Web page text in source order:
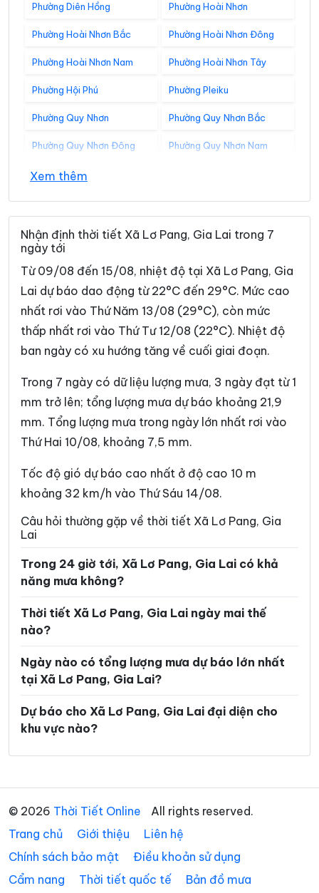
Phường Diên Hồng Phường Hoài Nhơn
Phường Hoài Nhơn Bắc Phường Hoài Nhơn Đông
Phường Hoài Nhơn Nam Phường Hoài Nhơn Tây
Phường Hội Phú Phường Pleiku
Phường Quy Nhơn Phường Quy Nhơn Bắc
Phường Quy Nhơn Đông Phường Quy Nhơn Nam
Phường Quy Nhơn Tây
Xã Al Bá Xã Ân Hảo
Xã An Hòa Xã An Lương
Xã An Nhơn Tây
Xã Ân Tường Xã An Vinh
Xã Ayun Xã Bàu Cạn
Xã Biển Hồ Xã Bình Dương
Xã Bờ Ngoong Xã Canh Liên
Xã Canh Vinh Xã Cát Tiến
Xã Chơ Long
Xã Chư Krey Xã Chư Păh
Xã Chư Sê
Xã Đak Đoa Xã Đak Pơ
Xã Đak Rong
Xã Đăk Song Xã Đề Gi
Xã Đức Cơ Xã Gào
Xã Hòa Hội
Xã Ia Băng
Xã Ia Chia Xã Ia Dơk
Xã Ia Dom Xã Ia Dreh
Xã Ia Grai Xã Ia Hiao
Xã Ia Hrú Xã Ia Hrung
Xem thêm
Nhận định thời tiết Xã Lơ Pang, Gia Lai trong 7
ngày tới
Từ 09/08 đến 15/08, nhiệt độ tại Xã Lơ Pang, Gia
Lai dự báo dao động từ 22°C đến 29°C. Mức cao
nhất rơi vào Thứ Năm 13/08 (29°C), còn mức
thấp nhất rơi vào Thứ Tư 12/08 (22°C). Nhiệt độ
ban ngày có xu hướng tăng về cuối giai đoạn.
Trong 7 ngày có dữ liệu lượng mưa, 3 ngày đạt từ 1
mm trở lên; tổng lượng mưa dự báo khoảng 21,9
mm. Tổng lượng mưa trong ngày lớn nhất rơi vào
Thứ Hai 10/08, khoảng 7,5 mm.
Tốc độ gió dự báo cao nhất ở độ cao 10 m
khoảng 32 km/h vào Thứ Sáu 14/08.
Câu hỏi thường gặp về thời tiết Xã Lơ Pang, Gia
Lai
Trong 24 giờ tới, Xã Lơ Pang, Gia Lai có khả
năng mưa không?
Thời tiết Xã Lơ Pang, Gia Lai ngày mai thế
nào?
Ngày nào có tổng lượng mưa dự báo lớn nhất
tại Xã Lơ Pang, Gia Lai?
Dự báo cho Xã Lơ Pang, Gia Lai đại diện cho
khu vực nào?
© 2026 Thời Tiết Online
All rights reserved.
Trang chủ
Giới thiệu
Liên hệ
Chính sách bảo mật
Điều khoản sử dụng
Cẩm nang
Thời tiết quốc tế Bản đồ mưa